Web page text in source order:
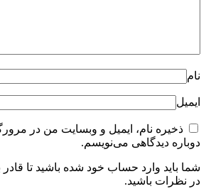
نام
ایمیل
ذخیره نام، ایمیل و وبسایت من در
دوباره دیدگاهی می‌نویسم.
شما باید وارد حساب خود شده باشید تا قادر
در نظرات باشید.